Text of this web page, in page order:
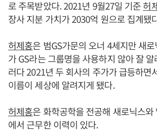
로 주목받았다. 2021년 9월27일 기준허
장사 지분 가치가 2030억 원으로 집계됐
허제홍은 범GS가문의 오너 4세지만 새
가 GS라는 그룹명을 사용하지 않아 잘
러다 2021년 두 회사의 주가가 급등하면
이름이 세상에 알려지게 됐다.
허제홍은 화학공학을 전공해 새로닉스
에서 근무한 이력이 있다.